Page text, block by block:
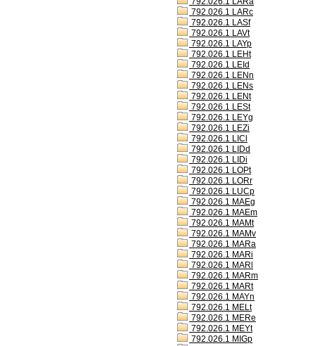
792.026.1 LARc
792.026.1 LASf
792.026.1 LAVt
792.026.1 LAYp
792.026.1 LEHt
792.026.1 LEId
792.026.1 LENn
792.026.1 LENs
792.026.1 LENt
792.026.1 LESt
792.026.1 LEYg
792.026.1 LEZi
792.026.1 LICl
792.026.1 LIDd
792.026.1 LIDi
792.026.1 LOPt
792.026.1 LORr
792.026.1 LUCp
792.026.1 MAEg
792.026.1 MAEm
792.026.1 MAMt
792.026.1 MAMv
792.026.1 MARa
792.026.1 MARi
792.026.1 MARl
792.026.1 MARm
792.026.1 MARt
792.026.1 MAYn
792.026.1 MELt
792.026.1 MERe
792.026.1 MEYt
792.026.1 MIGp